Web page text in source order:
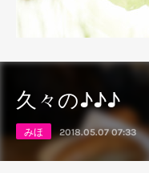
久々の♪♪♪
みほ 2018.05.07 07:33